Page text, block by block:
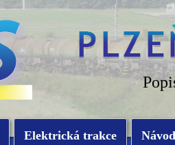
Elektrická trakce